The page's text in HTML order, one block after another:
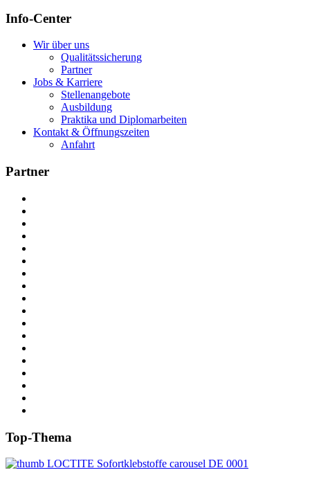
Info-Center
Wir über uns
Qualitätssicherung
Partner
Jobs & Karriere
Stellenangebote
Ausbildung
Praktika und Diplomarbeiten
Kontakt & Öffnungszeiten
Anfahrt
Partner
Top-Thema